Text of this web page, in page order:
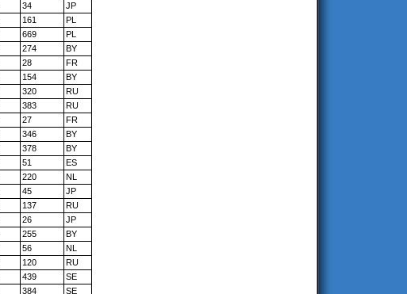
34
JP
161
PL
669
PL
274
BY
28
FR
154
BY
320
RU
383
RU
27
FR
346
BY
378
BY
51
ES
220
NL
45
JP
137
RU
26
JP
255
BY
56
NL
120
RU
439
SE
384 SE